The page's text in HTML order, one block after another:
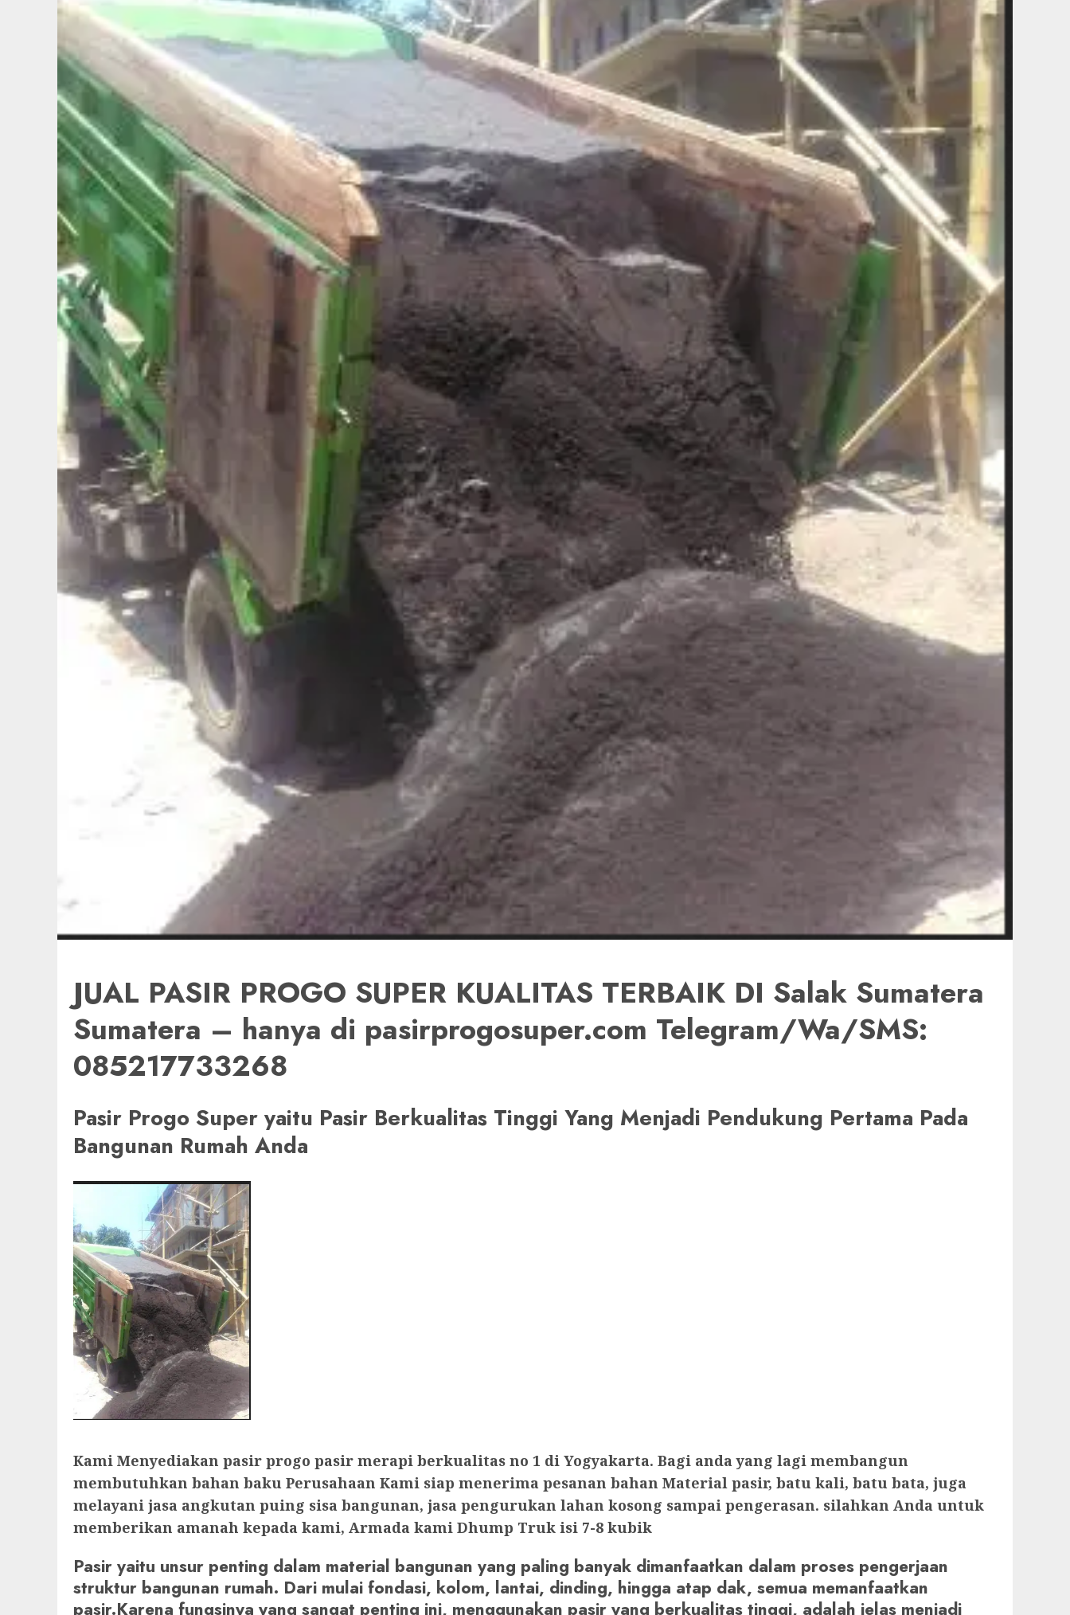
JUAL PASIR PROGO SUPER KUALITAS TERBAIK DI Salak Sumatera
Sumatera – hanya di pasirprogosuper.com Telegram/Wa/SMS:
085217733268
Pasir Progo Super yaitu Pasir Berkualitas Tinggi Yang Menjadi Pendukung Pertama Pada
Bangunan Rumah Anda
Kami Menyediakan pasir progo pasir merapi berkualitas no 1 di Yogyakarta. Bagi anda yang lagi membangun
membutuhkan bahan baku Perusahaan Kami siap menerima pesanan bahan Material pasir, batu kali, batu bata, juga
melayani jasa angkutan puing sisa bangunan, jasa pengurukan lahan kosong sampai pengerasan. silahkan Anda untuk
memberikan amanah kepada kami, Armada kami Dhump Truk isi 7-8 kubik
Pasir yaitu unsur penting dalam material bangunan yang paling banyak dimanfaatkan dalam proses pengerjaan
struktur bangunan rumah. Dari mulai fondasi, kolom, lantai, dinding, hingga atap dak, semua memanfaatkan
pasir.Karena fungsinya yang sangat penting ini, menggunakan pasir yang berkualitas tinggi, adalah jelas menjadi